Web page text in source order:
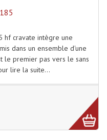
hf cravate intègre une
dans un ensemble d'une
le premier pas vers le sans
lire la suite...